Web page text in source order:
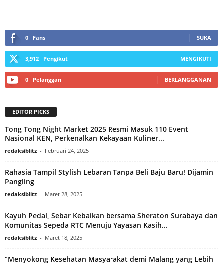
0 Fans SUKA
3,912 Pengikut MENGIKUTI
0 Pelanggan BERLANGGANAN
EDITOR PICKS
Tong Tong Night Market 2025 Resmi Masuk 110 Event
Nasional KEN, Perkenalkan Kekayaan Kuliner...
redaksiblitz - Februari 24, 2025
Rahasia Tampil Stylish Lebaran Tanpa Beli Baju Baru! Dijamin
Pangling
redaksiblitz - Maret 28, 2025
Kayuh Pedal, Sebar Kebaikan bersama Sheraton Surabaya dan
Komunitas Sepeda RTC Menuju Yayasan Kasih...
redaksiblitz - Maret 18, 2025
”Menyokong Kesehatan Masyarakat demi Malang yang Lebih